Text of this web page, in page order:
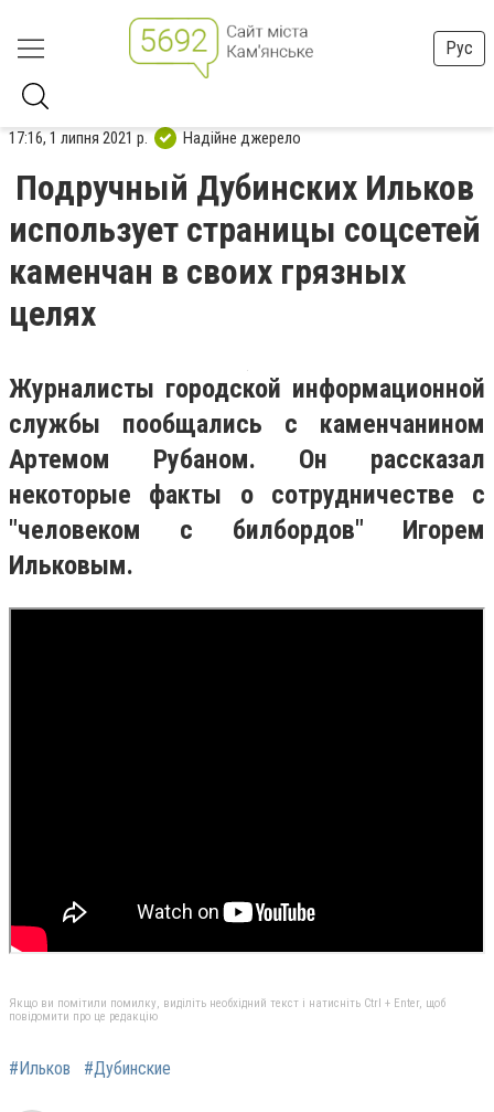
Рус
17:16, 1 липня 2021 р. Надійне джерело
Подручный Дубинских Ильков
использует страницы соцсетей
каменчан в своих грязных
целях
Журналисты городской информационной
службы пообщались с каменчанином
Артемом Рубаном. Он рассказал
некоторые факты о сотрудничестве с
"человеком с билбордов" Игорем
Ильковым.
Якщо ви помітили помилку, виділіть необхідний текст і натисніть Ctrl + Enter, щоб
повідомити про це редакцію
#Ильков #Дубинские